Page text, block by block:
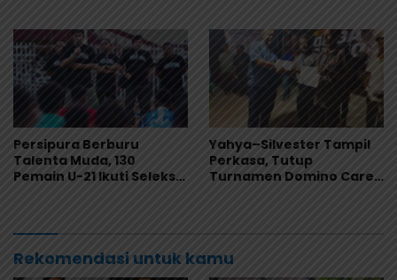
Persipura Berburu
Talenta Muda, 130
Pemain U-21 Ikuti Seleksi
Yahya–Silvester Tampil
Perkasa, Tutup
Turnamen Domino Carel
Rekomendasi untuk kamu